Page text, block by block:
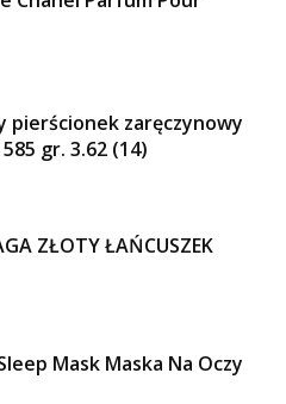
pierścionek zaręczynowy
gr. 3.62 (14)
ZŁOTY ŁAŃCUSZEK
Mask Maska Na Oczy